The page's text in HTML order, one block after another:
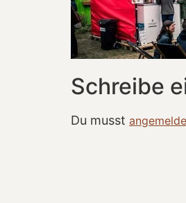
Schreibe
Du musst